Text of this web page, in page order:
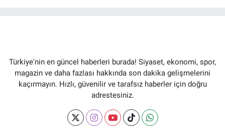
Türkiye'nin en güncel haberleri burada! Siyaset, ekonomi, spor,
magazin ve daha fazlası hakkında son dakika gelişmelerini
kaçırmayın. Hızlı, güvenilir ve tarafsız haberler için doğru
adrestesiniz.